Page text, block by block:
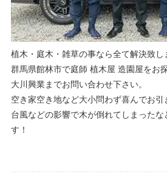
植木・庭木・雑草の事なら全て解決致し
群馬県館林市で庭師 植木屋 造園屋をお
大川興業までお問い合わせ下さい。
空き家空き地など大小問わず喜んでお引
台風などの影響で木が倒れてしまったな
す！